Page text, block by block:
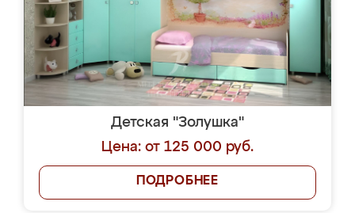
Детская "Золушка"
Цена: от 125 000 руб.
ПОДРОБНЕЕ